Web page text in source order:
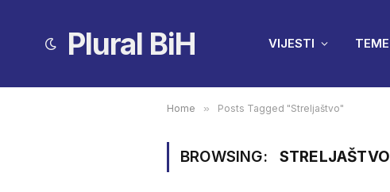
Plural BiH VIJESTI TEME
Home » Posts Tagged "Streljaštvo"
BROWSING: STRELJAŠTVO